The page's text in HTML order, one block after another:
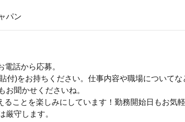
パン
電話から応募。
付)をお持ちください。仕事内容や職場について
お聞かせくださいね。
ることを楽しみにしています！勤務開始日もお気
守します。